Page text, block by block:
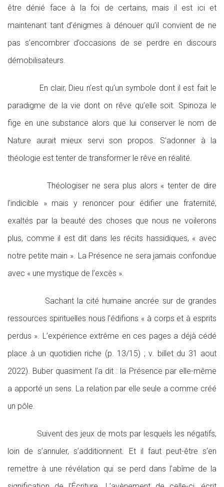
être dénié face à la foi de certains, mais il est ici et
maintenant tant d’énigmes à dénouer qu’il convient de ne
pas s’encombrer d’occasions de se perdre en discours
démobilisateurs.
En clair, Dieu n’est qu’un symbole dont il est fait le
paradigme de la vie dont on rêve qu’elle soit. Spinoza le
fige en une substance alors que lui conserver le nom de
Nature aurait mieux servi son propos. S’adonner à la
théologie est tenter de transformer le rêve en réalité.
Théologiser ne sera plus alors « tenter de dire
l’indicible » mais y renoncer pour édifier une fraternité,
exaltés par la beauté des choses que nous ne voilerons
plus, comme il est dit dans les récits hassidiques, « avec
notre petite main ». La Présence ne sera jamais confondue
avec « une mystique de l’excès ».
Sachant la cité humaine ancrée sur de grandes
ressources spirituelles nous l’édifions « à corps et à esprits
perdus ». L’expérience extrême en ces pages a déjà cédé
place à un quotidien riche (p. 13/15) ; v. billet du 31 aout
2022). Buber quasiment l’a dit : la Présence par elle-même
a apporté un sens. La relation par elle seule a comme créé
un pôle.
Suivent des jeux de mots par lesquels les négatifs,
loin de s’annuler, s’additionnent. Et il faut peut-être s’en
remettre à une révélation qui se perd dans l’abîme de la